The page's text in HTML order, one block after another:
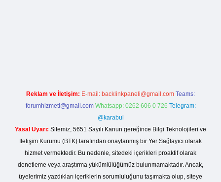
Reklam ve İletişim: E-mail: backlinkpaneli@gmail.com Teams:
forumhizmeti@gmail.com Whatsapp: 0262 606 0 726 Telegram:
@karabul
Yasal Uyarı: Sitemiz, 5651 Sayılı Kanun gereğince Bilgi Teknolojileri ve
İletişim Kurumu (BTK) tarafından onaylanmış bir Yer Sağlayıcı olarak
hizmet vermektedir. Bu nedenle, sitedeki içerikleri proaktif olarak
denetleme veya araştırma yükümlülüğümüz bulunmamaktadır. Ancak,
üyelerimiz yazdıkları içeriklerin sorumluluğunu taşımakta olup, siteye